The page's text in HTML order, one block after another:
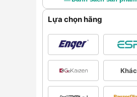
Lựa chọn hãng
Khác